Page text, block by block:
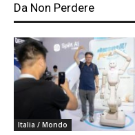
Da Non Perdere
Italia / Mondo